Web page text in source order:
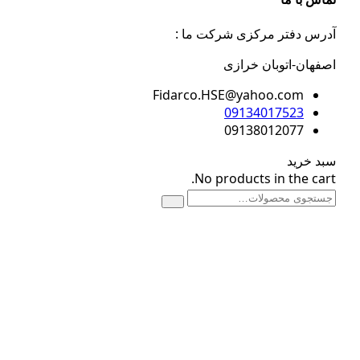
دفتر مرکزی شرکت ما :
اتوبان خرازی
Fidarco.HSE@yahoo.com
09134017523
09138012077
خرید
No products in the